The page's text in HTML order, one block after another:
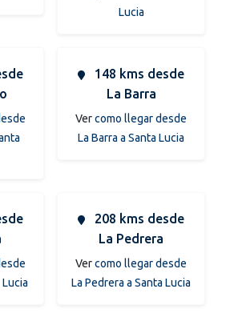
Lucia
148 kms desde
La Barra
Vercomo llegar desde
La Barra a Santa Lucia
Lucia
208 kms desde
La Pedrera
Vercomo llegar desde
La Pedrera a Santa Lucia